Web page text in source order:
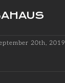
20th, 2019